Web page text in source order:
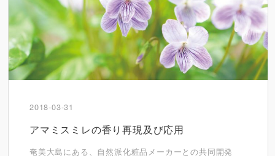
2018-03-31
アマミスミレの香り再現及び応用
奄美大島にある、自然派化粧品メーカーとの共同開発